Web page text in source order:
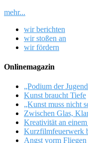
mehr...
wir berichten
wir stoßen an
wir fördern
Onlinemagazin
„Podium der
Kunst braucht Tiefe
„Kunst muss nicht
Zwischen Glas,
Kreativität an
Kurzfilmfeuerwerk
Angst vorm Fliegen